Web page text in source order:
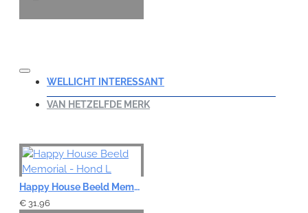
WELLICHT INTERESSANT
VAN HETZELFDE MERK
Happy House Beeld Memorial - Hond L
€ 31,96